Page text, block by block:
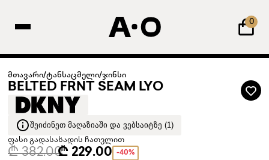
0
მთავარი/ტანსაცმელი/ჯინსი
BELTED FRNT SEAM LYO
ᲨᲔᲘᲫᲘᲜᲔᲗ ᲛᲐᲦᲐᲖᲘᲐᲨᲘ ᲓᲐ ᲕᲔᲑᲡᲐᲘᲢᲖᲔ (1)
ფასი გადასახადის ჩათვლით
₾ 382.00₾ 229.00 -40%